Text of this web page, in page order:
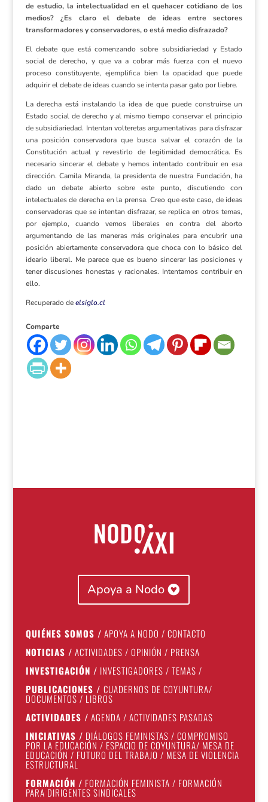
de estudio, la intelectualidad en el quehacer cotidiano de los
medios? ¿Es claro el debate de ideas entre sectores
transformadores y conservadores, o está medio disfrazado?
El debate que está comenzando sobre subsidiariedad y Estado
social de derecho, y que va a cobrar más fuerza con el nuevo
proceso constituyente, ejemplifica bien la opacidad que puede
adquirir el debate de ideas cuando se intenta pasar gato por liebre.
La derecha está instalando la idea de que puede construirse un
Estado social de derecho y al mismo tiempo conservar el principio
de subsidiariedad. Intentan volteretas argumentativas para disfrazar
una posición conservadora que busca salvar el corazón de la
Constitución actual y revestirlo de legitimidad democrática. Es
necesario sincerar el debate y hemos intentado contribuir en esa
dirección. Camila Miranda, la presidenta de nuestra Fundación, ha
dado un debate abierto sobre este punto, discutiendo con
intelectuales de derecha en la prensa. Creo que este caso, de ideas
conservadoras que se intentan disfrazar, se replica en otros temas,
por ejemplo, cuando vemos liberales en contra del aborto
argumentando de las maneras más originales para encubrir una
posición abiertamente conservadora que choca con lo básico del
ideario liberal. Me parece que es bueno sincerar las posiciones y
tener discusiones honestas y racionales. Intentamos contribuir en
ello.
Recuperado deelsiglo.cl
Comparte
Apoya a Nodo
QUIÉNES SOMOS / APOYA A NODO / CONTACTO
NOTICIAS / ACTIVIDADES / OPINIÓN / PRENSA
INVESTIGACIÓN / INVESTIGADORES / TEMAS /
PUBLICACIONES / CUADERNOS DE COYUNTURA/
DOCUMENTOS / LIBROS
ACTIVIDADES / AGENDA / ACTIVIDADES PASADAS
INICIATIVAS / DIÁLOGOS FEMINISTAS / COMPROMISO
POR LA EDUCACIÓN / ESPACIO DE COYUNTURA/ MESA DE
EDUCACIÓN / FUTURO DEL TRABAJO / MESA DE VIOLENCIA
ESTRUCTURAL
FORMACIÓN / FORMACIÓN FEMINISTA / FORMACIÓN
PARA DIRIGENTES SINDICALES